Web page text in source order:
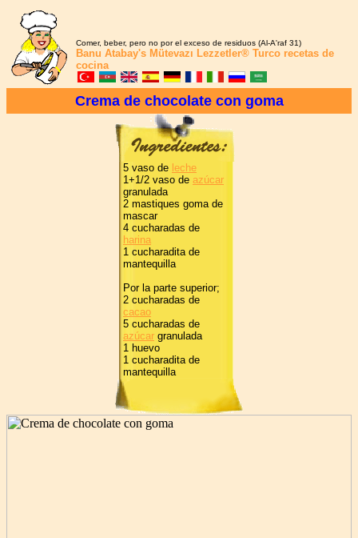
Comer, beber, pero no por el exceso de residuos (Al-A'raf 31)
Banu Atabay's Mütevazı Lezzetler® Turco recetas de
cocina
Crema de chocolate con goma
5 vaso de leche
1+1/2 vaso de azúcar
granulada
2 mastiques goma de
mascar
4 cucharadas de
harina
1 cucharadita de
mantequilla
Por la parte superior;
2 cucharadas de
cacao
5 cucharadas de
azúcar granulada
1 huevo
1 cucharadita de
mantequilla